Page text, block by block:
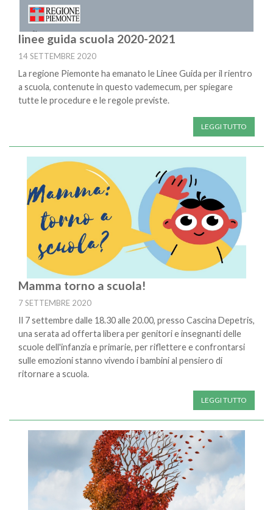
linee guida scuola 2020-2021
14 SETTEMBRE 2020
La regione Piemonte ha emanato le Linee Guida per il rientro
a scuola, contenute in questo vademecum, per spiegare
tutte le procedure e le regole previste.
LEGGI TUTTO
Mamma torno a scuola!
7 SETTEMBRE 2020
Il 7 settembre dalle 18.30 alle 20.00, presso Cascina Depetris,
una serata ad offerta libera per genitori e insegnanti delle
scuole dell'infanzia e primarie, per riflettere e confrontarsi
sulle emozioni stanno vivendo i bambini al pensiero di
ritornare a scuola.
LEGGI TUTTO